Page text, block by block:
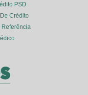
PSD
Crédito
Referência